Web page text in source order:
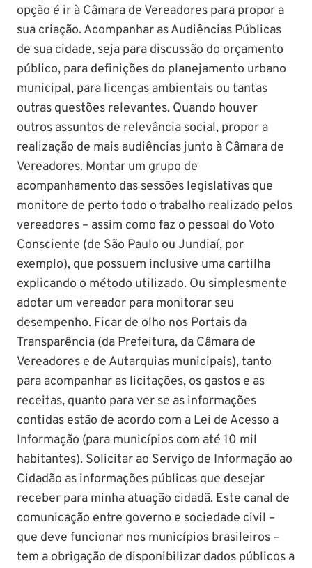
opção é ir à Câmara de Vereadores para propor a
sua criação. Acompanhar as Audiências Públicas
de sua cidade, seja para discussão do orçamento
público, para definições do planejamento urbano
municipal, para licenças ambientais ou tantas
outras questões relevantes. Quando houver
outros assuntos de relevância social, propor a
realização de mais audiências junto à Câmara de
Vereadores. Montar um grupo de
acompanhamento das sessões legislativas que
monitore de perto todo o trabalho realizado pelos
vereadores – assim como faz o pessoal do Voto
Consciente (de São Paulo ou Jundiaí, por
exemplo), que possuem inclusive uma cartilha
explicando o método utilizado. Ou simplesmente
adotar um vereador para monitorar seu
desempenho. Ficar de olho nos Portais da
Transparência (da Prefeitura, da Câmara de
Vereadores e de Autarquias municipais), tanto
para acompanhar as licitações, os gastos e as
receitas, quanto para ver se as informações
contidas estão de acordo com a Lei de Acesso a
Informação (para municípios com até 10 mil
habitantes). Solicitar ao Serviço de Informação ao
Cidadão as informações públicas que desejar
receber para minha atuação cidadã. Este canal de
comunicação entre governo e sociedade civil –
que deve funcionar nos municípios brasileiros –
tem a obrigação de disponibilizar dados públicos a